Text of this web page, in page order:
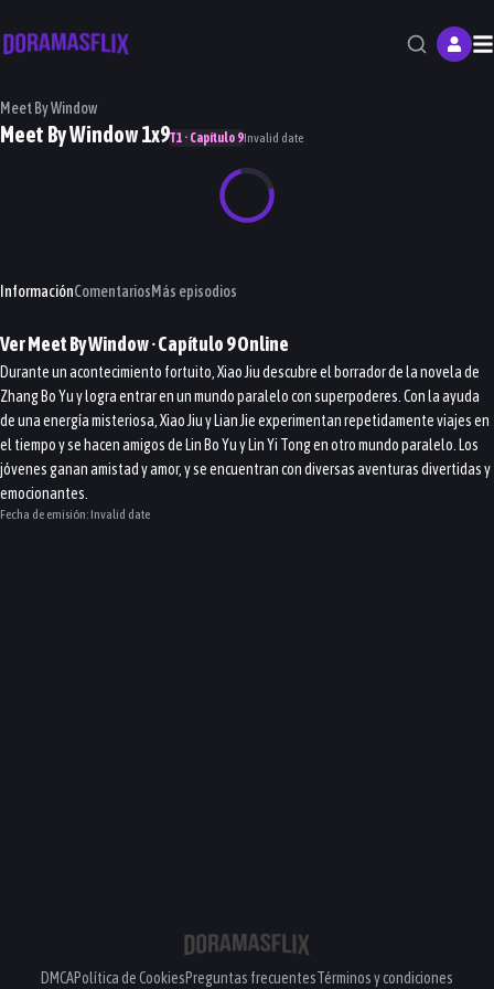
Meet By Window
Meet By Window 1x9T1 · Capítulo 9Invalid date
InformaciónComentariosMás episodios
VerMeet By Window· Capítulo9Online
Durante un acontecimiento fortuito, Xiao Jiu descubre el borrador de la novela de
Zhang Bo Yu y logra entrar en un mundo paralelo con superpoderes. Con la ayuda
de una energía misteriosa, Xiao Jiu y Lian Jie experimentan repetidamente viajes en
el tiempo y se hacen amigos de Lin Bo Yu y Lin Yi Tong en otro mundo paralelo. Los
jóvenes ganan amistad y amor, y se encuentran con diversas aventuras divertidas y
emocionantes.
Fecha de emisión: Invalid date
DMCAPolítica de CookiesPreguntas frecuentesTérminos y condiciones